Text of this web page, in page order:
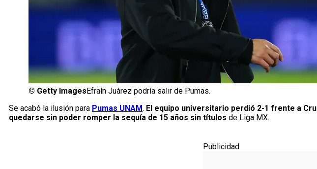
© Getty Images Efraín Juárez podría salir de Pumas.
Se acabó la ilusión para Pumas UNAM. El equipo universitario perdió 2-1 frente a
quedarse sin poder romper la sequía de 15 años sin títulos de Liga MX.
Publicidad